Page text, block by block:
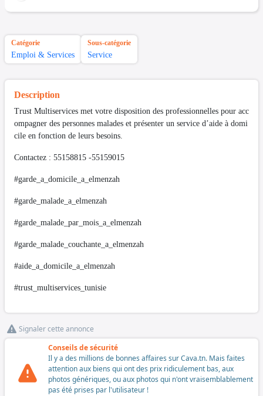
Catégorie
Emploi & Services
Sous-catégorie
Service
Description
Trust Multiservices met votre disposition des professionnelles pour acc
ompagner des personnes malades et présenter un service d’aide à domi
cile en fonction de leurs besoins.
Contactez : 55158815 -55159015
#garde_a_domicile_a_elmenzah
#garde_malade_a_elmenzah
#garde_malade_par_mois_a_elmenzah
#garde_malade_couchante_a_elmenzah
#aide_a_domicile_a_elmenzah
#trust_multiservices_tunisie
Signaler cette annonce
Conseils de sécurité
Il y a des millions de bonnes affaires sur Cava.tn. Mais faites
attention aux biens qui ont des prix ridiculement bas, aux
photos génériques, ou aux photos qui n'ont vraisemblablement
pas été prises par l'utilisateur !